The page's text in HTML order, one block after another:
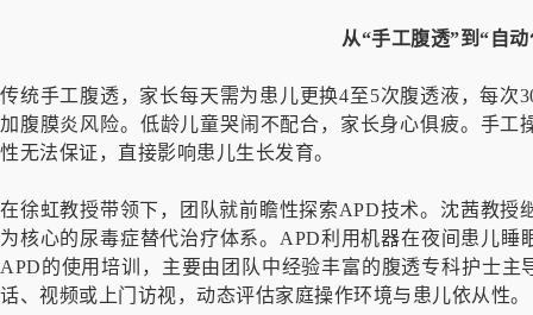
从“手工腹透”到“自
传统手工腹透，家长每天需为患儿更换4至5次腹透液，每次
加腹膜炎风险。低龄儿童哭闹不配合，家长身心俱疲。手
性无法保证，直接影响患儿生长发育。
在徐虹教授带领下，团队就前瞻性探索APD技术。沈茜教
为核心的尿毒症替代治疗体系。APD利用机器在夜间患儿
APD的使用培训，主要由团队中经验丰富的腹透专科护士
话、视频或上门访视，动态评估家庭操作环境与患儿依从性。